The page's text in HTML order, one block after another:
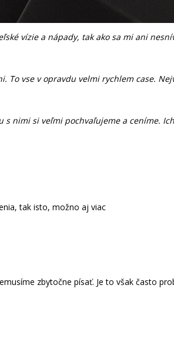
vízie a nápady, tak ako sa mi ani
vse v opravdu velmi rychlem case.
nimi si veľmi pochvaľujeme a ceníme.
tak isto, možno aj viac
zbytočne písať. Je to však často